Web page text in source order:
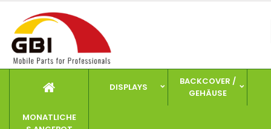
DISPLAYS
BACKCOVER /
GEHÄUSE
MONATLICHE